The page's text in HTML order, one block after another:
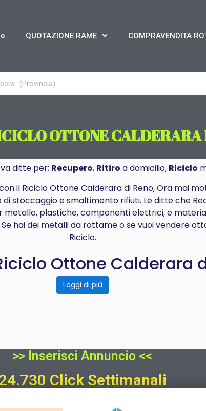
QUOTAZIONE RAME COMPRAVENDITA
OTTONE CALDERARA
ditte per: Recupero, Ritiro a domicilio, Riciclo
il Riciclo Ottone Calderara di Reno, Ora mai
stoccaggio e smaltimento rifiuti. Le ditte che
metallo, plastiche, componenti elettrici, e
hai dei metalli da rottame o se vuoi vendere
Riciclo.
Ottone Calderara
Leggi di più
>> Inserisci Annuncio <<
Click Settimanali